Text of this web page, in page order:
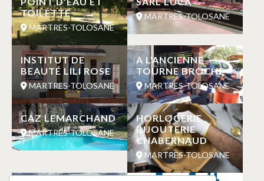
TOILETTE
MARTRES-TOLOSANE
MARTRES-TOLOSANE
INSTITUT DE
BEAUTÉ LILI ROSE
MARTRES-TOLOSANE
A L’ANCIENNE –
TOURNE BROCHE
MARTRES-TOLOSANE
CAZ LEMARCHAND
MARTRES-TOLOSANE
HORLOGERIE
BIJOUTERIE
CHABERNAUD
MARTRES-TOLOSANE